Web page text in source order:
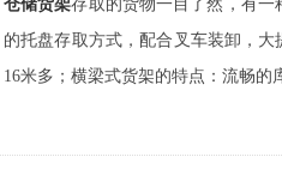
仓储货架存取的货物一目了然，有
的托盘存取方式，配合叉车装卸，
16米多；横梁式货架的特点：流畅